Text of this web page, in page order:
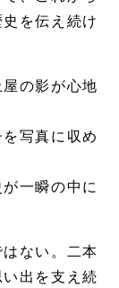
を伝え続け
の影が心地
写真に収め
一瞬の中に
ない。二本
出を支え続